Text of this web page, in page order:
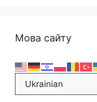
Мова сайту